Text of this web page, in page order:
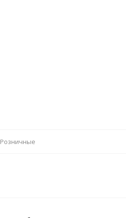
Розничные